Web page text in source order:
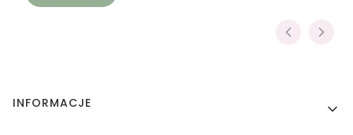
Linki w stopce
INFORMACJE